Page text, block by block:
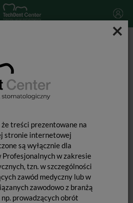
×
treści prezentowane na
stronie internetowej
są wyłącznie dla
w zakresie
tzn. w szczególności
zawód medyczny lub w
zawodowo z branżą
np. prowadzących obrót
Q / opak. 6szt.